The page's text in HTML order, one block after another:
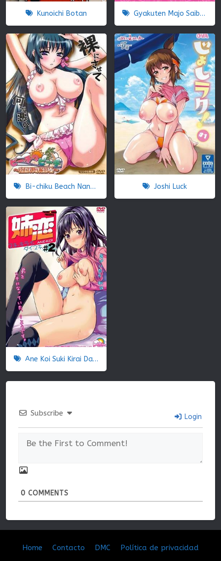
Kunoichi Botan Gyakuten Majo Saiban: Chijo na Majo ni Sabakarechau
Bi-chiku Beach Nangoku Nyuujoku Satsueikai Joshi Luck
Ane Koi Suki Kirai Daisuki
Subscribe Login
0 COMMENTS
Home Contacto DMC Política de privacidad